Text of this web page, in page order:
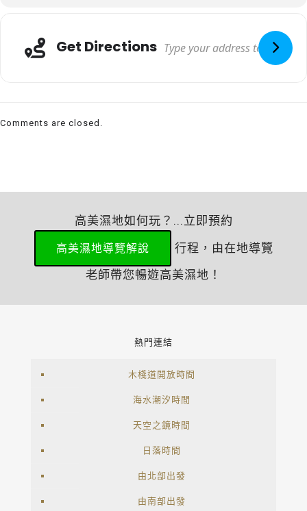
Get Directions
Comments are closed.
高美濕地如何玩？...立即預約
高美濕地導覽解說
行程，由在地導覽
老師帶您暢遊高美濕地！
熱門連結
木棧道開放時間
海水潮汐時間
天空之鏡時間
日落時間
由北部出發
由南部出發